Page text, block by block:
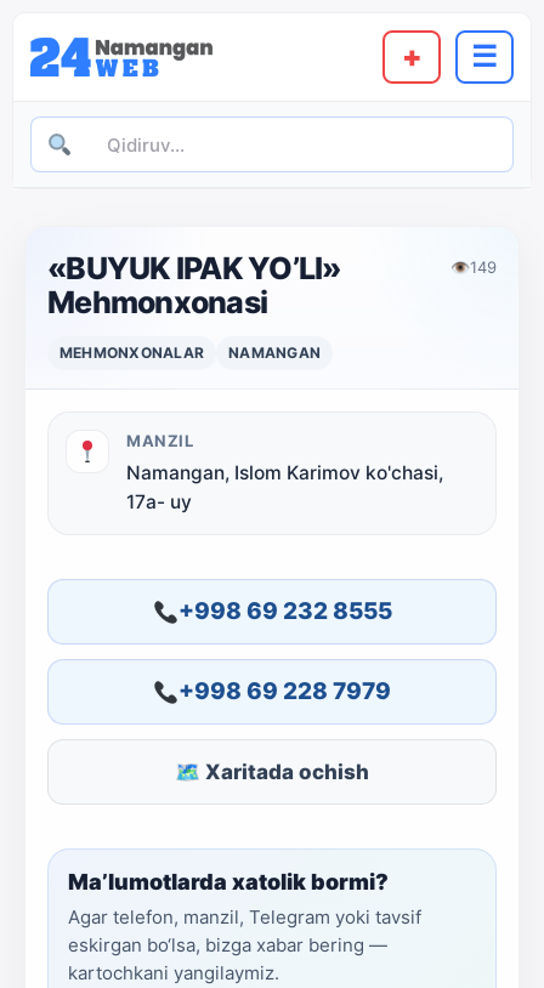
+ ☰
«BUYUK IPAK YO’LI»
Mehmonxonasi
👁149
MEHMONXONALAR NAMANGAN
MANZIL
Namangan, Islom Karimov ko'chasi,
17а- uy
+998 69 232 8555
+998 69 228 7979
🗺 Xaritada ochish
Ma’lumotlarda xatolik bormi?
Agar telefon, manzil, Telegram yoki tavsif
eskirgan bo‘lsa, bizga xabar bering —
kartochkani yangilaymiz.